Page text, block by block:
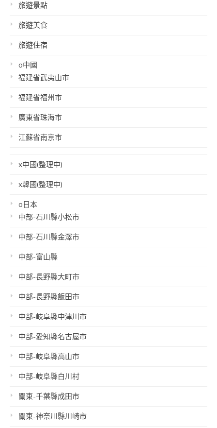
旅遊景點
旅遊美食
旅遊住宿
o中國
福建省武夷山市
福建省福州市
廣東省珠海市
江蘇省南京市
x中國(整理中)
x韓國(整理中)
o日本
中部-石川縣小松市
中部-石川縣金澤市
中部-富山縣
中部-長野縣大町市
中部-長野縣飯田市
中部-岐阜縣中津川市
中部-愛知縣名古屋市
中部-岐阜縣高山市
中部-岐阜縣白川村
關東-千葉縣成田市
關東-神奈川縣川崎市